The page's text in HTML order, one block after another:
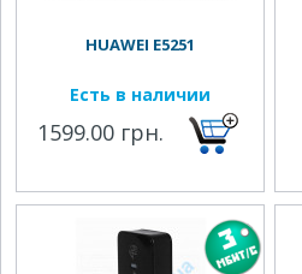
HUAWEI E5251
Есть в наличии
1599.00 грн.